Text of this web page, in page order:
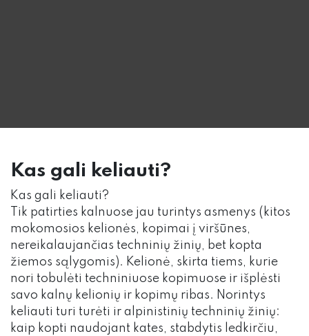
Kas gali keliauti?
Kas gali keliauti?
Tik patirties kalnuose jau turintys asmenys (kitos
mokomosios kelionės, kopimai į viršūnes,
nereikalaujančias techninių žinių, bet kopta
žiemos sąlygomis). Kelionė, skirta tiems, kurie
nori tobulėti techniniuose kopimuose ir išplėsti
savo kalnų kelionių ir kopimų ribas. Norintys
keliauti turi turėti ir alpinistinių techninių žinių:
kaip kopti naudojant kates, stabdytis ledkirčiu,